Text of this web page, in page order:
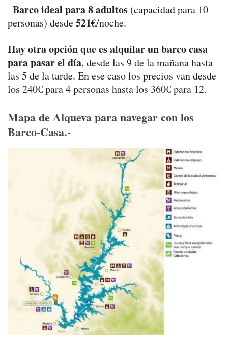
–Barco ideal para 8 adultos (capacidad para 10
personas) desde521€/noche.
Hay otra opción que es alquilar un barco casa
para pasar el día, desde las 9 de la mañana hasta
las 5 de la tarde. En ese caso los precios van desde
los 240€ para 4 personas hasta los 360€ para 12.
Mapa de Alqueva para navegar con los
Barco-Casa.-